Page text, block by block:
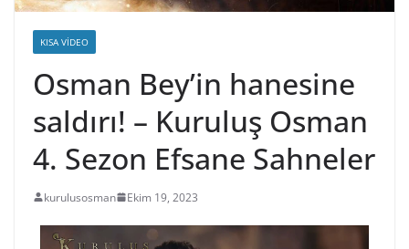
KISA VIDEO
Osman Bey’in hanesine
saldırı! – Kuruluş Osman
4. Sezon Efsane Sahneler
kurulusosman Ekim 19, 2023